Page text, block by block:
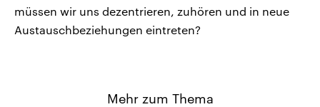
müssen wir uns dezentrieren, zuhören und in neue
Austauschbeziehungen eintreten?
Mehr zum Thema